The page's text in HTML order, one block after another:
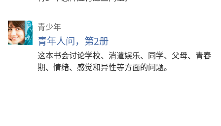
青少年
青年人问，第2册
这本书会讨论学校、消遣娱乐、同学、父母、青春
期、情绪、感觉和异性等方面的问题。